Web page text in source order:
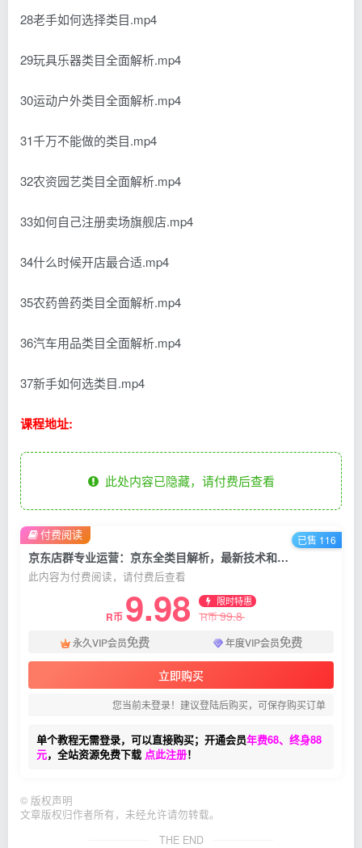
28老手如何选择类目.mp4
29玩具乐器类目全面解析.mp4
30运动户外类目全面解析.mp4
31千万不能做的类目.mp4
32农资园艺类目全面解析.mp4
33如何自己注册卖场旗舰店.mp4
34什么时候开店最合适.mp4
35农药兽药类目全面解析.mp4
36汽车用品类目全面解析.mp4
37新手如何选类目.mp4
课程地址:
此处内容已隐藏，请付费后查看
京东店群专业运营：京东全类目解析，最新技术和方法能让店铺起飞，纯实操
此内容为付费阅读，请付费后查看
R币 9.98 限时特惠
R币99.8
永久VIP会员免费 年度VIP会员免费
立即购买
您当前未登录！建议登陆后购买，可保存购买订单
单个教程无需登录，可以直接购买；开通会员年费68、终身88
元，全站资源免费下载 点此注册！
付费阅读 已售 116
© 版权声明
文章版权归作者所有，未经允许请勿转载。
THE END